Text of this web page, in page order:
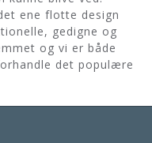
ene flotte design
gedigne og
og vi er både
det populære